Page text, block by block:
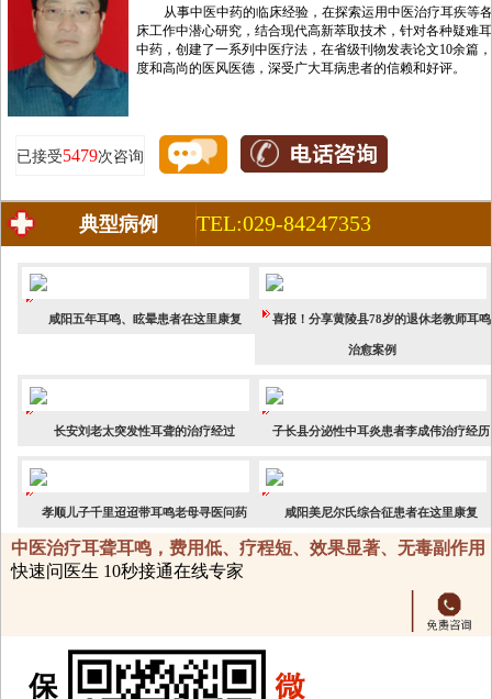
从事中医中药的临床经验，在探索运用中医治疗耳疾等
床工作中潜心研究，结合现代高新萃取技术，针对各种疑难
中药，创建了一系列中医疗法，在省级刊物发表论文10余篇
度和高尚的医风医德，深受广大耳病患者的信赖和好评。
已接受5479次咨询
典型病例 TEL:029-84247353
咸阳五年耳鸣、眩晕患者在这里康复 喜报！分享黄陵县78岁的退休老教师耳鸣
治愈案例
长安刘老太突发性耳聋的治疗经过 子长县分泌性中耳炎患者李成伟治疗经历
孝顺儿子千里迢迢带耳鸣老母寻医问药 咸阳美尼尔氏综合征患者在这里康复
中医治疗耳聋耳鸣，费用低、疗程短、效果显著、无毒副作用
快速问医生 10秒接通在线专家